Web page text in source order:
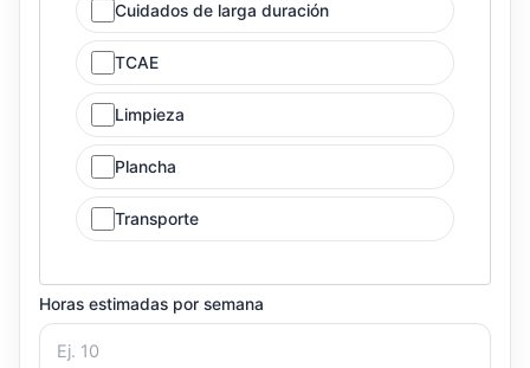
Cuidados de larga duración
TCAE
Limpieza
Plancha
Transporte
Horas estimadas por semana